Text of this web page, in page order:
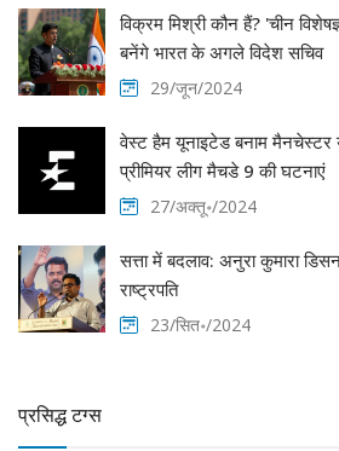
विक्रम मिश्री कौन हैं? 'चीन
बनेंगे भारत के अगले विदेश सचिव
29/जून/2024
वेस्ट हैम यूनाइटेड बनाम
प्रीमियर लीग मैचडे 9 की घटनाएं
27/अक्तू॰/2024
सत्ता में बदलाव: अनुरा कुमारा
राष्ट्रपति
23/सित॰/2024
प्रसिद्ध टग्स